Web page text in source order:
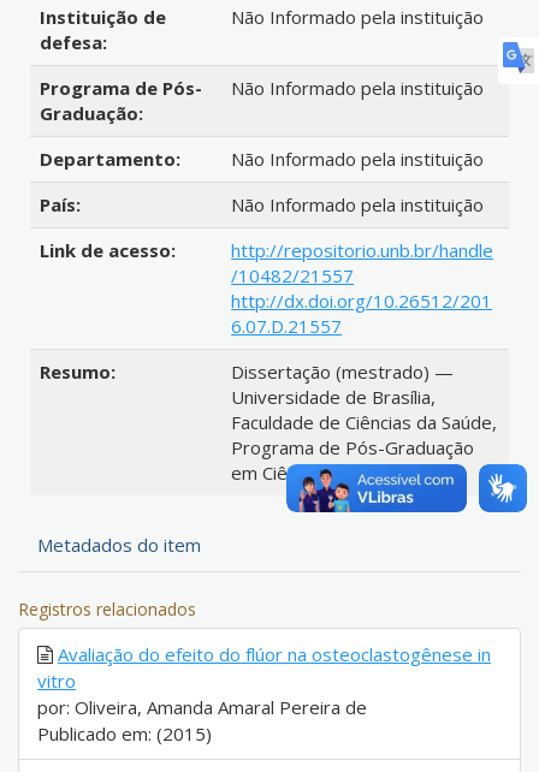
Instituição de
defesa:
Não Informado pela instituição
Programa de Pós-
Graduação:
Não Informado pela instituição
Departamento:
Não Informado pela instituição
País:
Não Informado pela instituição
Link de acesso:
http://repositorio.unb.br/handle
/10482/21557
http://dx.doi.org/10.26512/201
6.07.D.21557
Resumo:
Dissertação (mestrado) —
Universidade de Brasília,
Faculdade de Ciências da Saúde,
Programa de Pós-Graduação
em Ciências da Saúde, 2016.
Metadados do item
Registros relacionados
Avaliação do efeito do flúor na osteoclastogênese in
vitro
por: Oliveira, Amanda Amaral Pereira de
Publicado em: (2015)